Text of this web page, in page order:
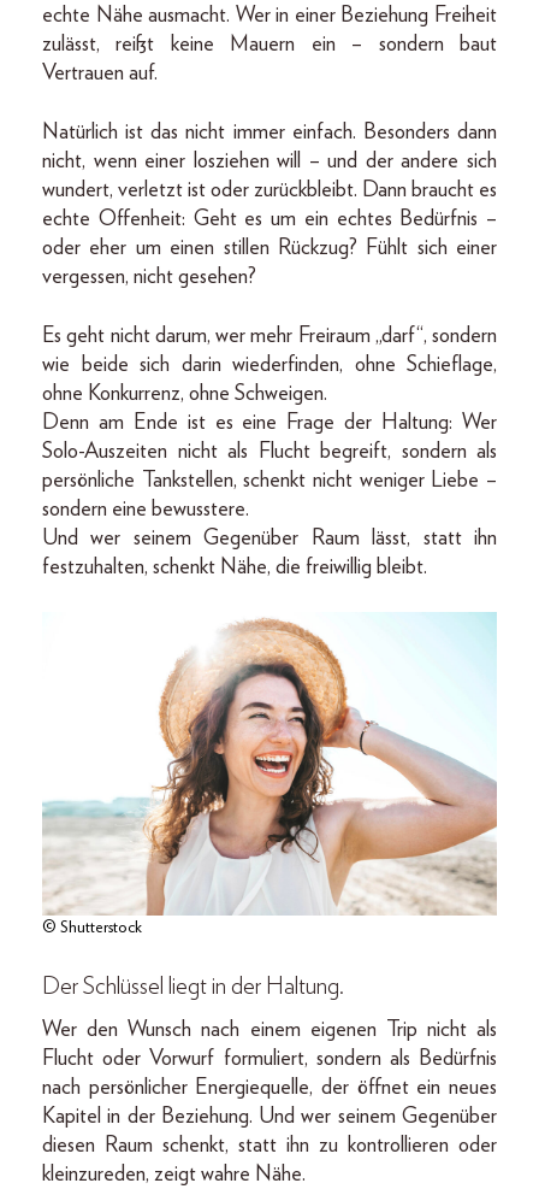
echte Nähe ausmacht. Wer in einer Beziehung Freiheit
zulässt, reißt keine Mauern ein – sondern baut
Vertrauen auf.
Natürlich ist das nicht immer einfach. Besonders dann
nicht, wenn einer losziehen will – und der andere sich
wundert, verletzt ist oder zurückbleibt. Dann braucht es
echte Offenheit: Geht es um ein echtes Bedürfnis –
oder eher um einen stillen Rückzug? Fühlt sich einer
vergessen, nicht gesehen?
Es geht nicht darum, wer mehr Freiraum „darf“, sondern
wie beide sich darin wiederfinden, ohne Schieflage,
ohne Konkurrenz, ohne Schweigen.
Denn am Ende ist es eine Frage der Haltung: Wer
Solo-Auszeiten nicht als Flucht begreift, sondern als
persönliche Tankstellen, schenkt nicht weniger Liebe –
sondern eine bewusstere.
Und wer seinem Gegenüber Raum lässt, statt ihn
festzuhalten, schenkt Nähe, die freiwillig bleibt.
© Shutterstock
Der Schlüssel liegt in der Haltung.
Wer den Wunsch nach einem eigenen Trip nicht als
Flucht oder Vorwurf formuliert, sondern als Bedürfnis
nach persönlicher Energiequelle, der öffnet ein neues
Kapitel in der Beziehung. Und wer seinem Gegenüber
diesen Raum schenkt, statt ihn zu kontrollieren oder
kleinzureden, zeigt wahre Nähe.